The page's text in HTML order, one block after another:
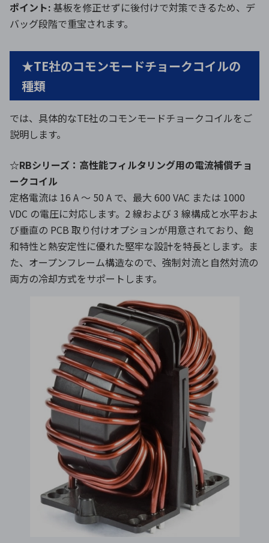
ポイント: 基板を修正せずに後付けで対策できるため、デ
バッグ段階で重宝されます。
★TE社のコモンモードチョークコイルの
種類
では、具体的なTE社のコモンモードチョークコイルをご
説明します。
☆RBシリーズ：高性能フィルタリング用の電流補償チョ
ークコイル
定格電流は 16 A ～ 50 A で、最大 600 VAC または 1000
VDC の電圧に対応します。2 線および 3 線構成と水平およ
び垂直の PCB 取り付けオプションが用意されており、飽
和特性と熱安定性に優れた堅牢な設計を特長とします。ま
た、オープンフレーム構造なので、強制対流と自然対流の
両方の冷却方式をサポートします。